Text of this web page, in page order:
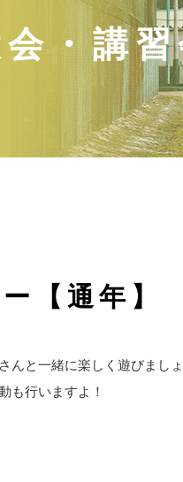
・講
【通年】
と一緒に楽しく遊びましょ
も行いますよ！